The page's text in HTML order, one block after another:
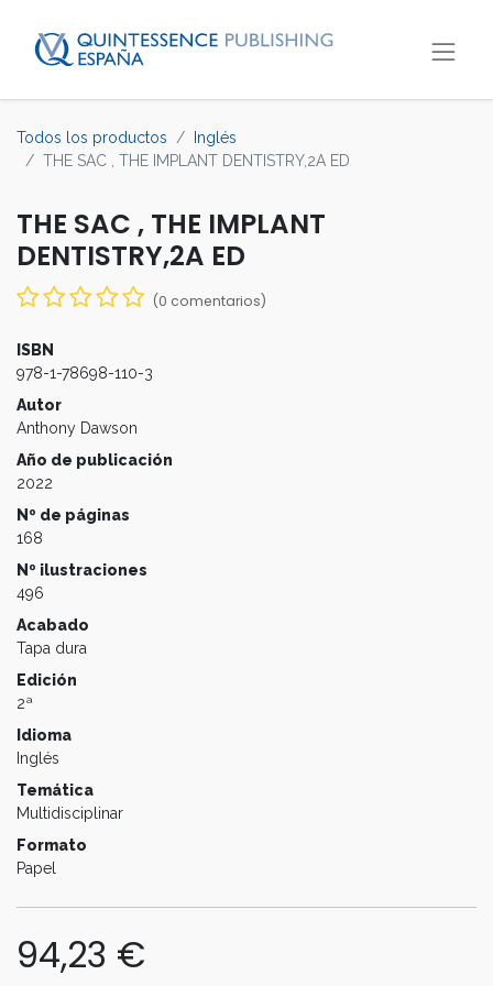
Todos los productos
Inglés
THE SAC , THE IMPLANT DENTISTRY,2A ED
THE SAC , THE IMPLANT
DENTISTRY,2A ED
(0 comentarios)
ISBN
978-1-78698-110-3
Autor
Anthony Dawson
Año de publicación
2022
Nº de páginas
168
Nº ilustraciones
496
Acabado
Tapa dura
Edición
2ª
Idioma
Inglés
Temática
Multidisciplinar
Formato
Papel
94,23 €